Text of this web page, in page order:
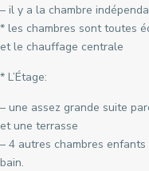
– il y a la chambre
* les chambres sont toutes
et le chauffage centrale
* L’Étage:
– une assez grande suite
et une terrasse
– 4 autres chambres
bain.